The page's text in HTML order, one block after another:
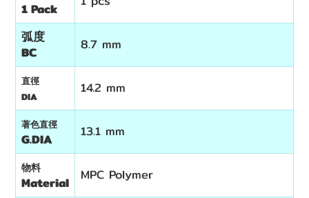
1 Pack
弧度
BC
8.7 mm
直徑
DIA
14.2 mm
著色直徑
G.DIA 13.1 mm
物料
Material
MPC Polymer